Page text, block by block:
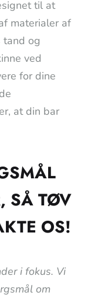
til at
materialer af
tand og
ved
for dine
at din bar
SÅ TØV
OS!
i fokus. Vi
om